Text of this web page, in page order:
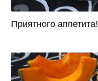
Приятного аппетита!